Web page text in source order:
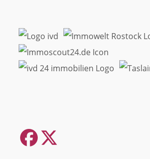
Facebook
Twitter